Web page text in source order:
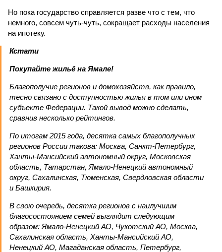
Но пока государство справляется разве что с тем, что
немного, совсем чуть-чуть, сокращает расходы населения
на ипотеку.
Кстати
Покупайте жильё на Ямале!
Благополучие регионов и домохозяйств, как правило,
тесно связано с доступностью жилья в том или ином
субъекте Федерации. Такой вывод можно сделать,
сравнив несколько рейтингов.
По итогам 2015 года, десятка самых благополучных
регионов России такова: Москва, Санкт-Петербург,
Ханты-Мансийский автономный округ, Московская
область, Татарстан, Ямало-Ненецкий автономный
округ, Сахалинская, Тюменская, Свердловская области
и Башкирия.
В свою очередь, десятка регионов с наилучшим
благосостоянием семей выглядит следующим
образом: Ямало-Ненецкий АО, Чукотский АО, Москва,
Сахалинская область, Ханты-Мансийский АО,
Ненецкий АО, Магаданская область, Петербург,